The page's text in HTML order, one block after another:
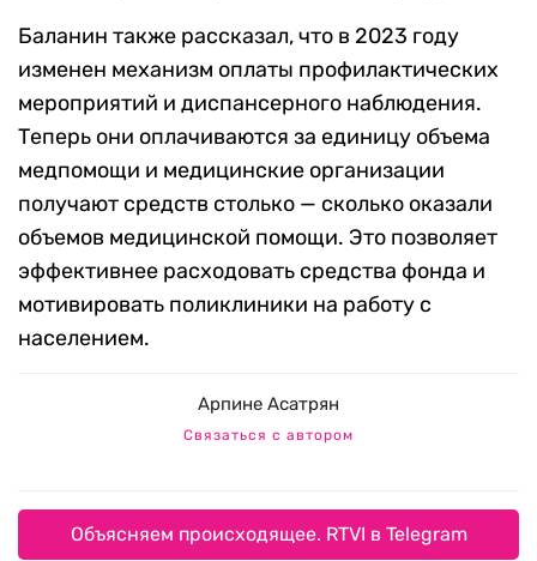
Баланин также рассказал, что в 2023 году
изменен механизм оплаты профилактических
мероприятий и диспансерного наблюдения.
Теперь они оплачиваются за единицу объема
медпомощи и медицинские организации
получают средств столько — сколько оказали
объемов медицинской помощи. Это позволяет
эффективнее расходовать средства фонда и
мотивировать поликлиники на работу с
населением.
Арпине Асатрян
Связаться с автором
Объясняем происходящее. RTVI в Telegram